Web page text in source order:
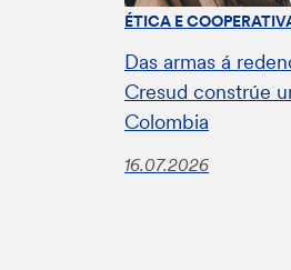
ÉTICA E
Das armas á
Cresud constrúe
Colombia
16.07.2026